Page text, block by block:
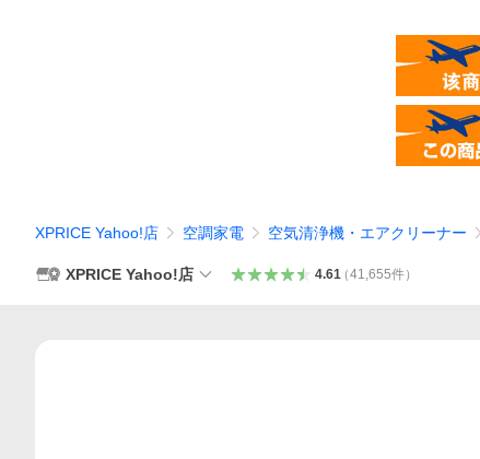
XPRICE Yahoo!店 空調家電 空気清浄機・エアクリーナー
XPRICE Yahoo!店 4.61（41,655件）